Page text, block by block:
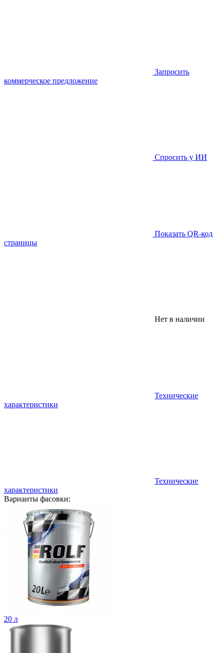
Запросить
коммерческое предложение
Спросить у ИИ
Показать QR-код
страницы
Нет в наличии
Технические
характеристики
Технические
характеристики
Варианты фасовки:
20 л